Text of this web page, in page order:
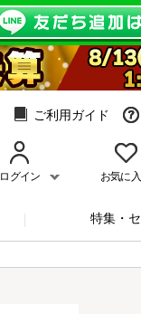
ご利用ガイド
ログイン お気に
特集・